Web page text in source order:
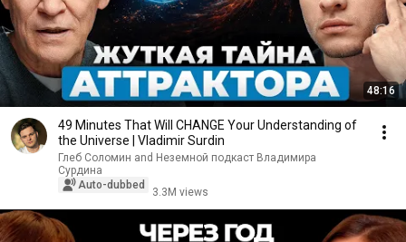
48:16
49 Minutes That Will CHANGE Your Understanding of
the Universe | Vladimir Surdin
Глеб Соломин and Неземной подкаст Владимира
Сурдина
Auto-dubbed
3.3M views